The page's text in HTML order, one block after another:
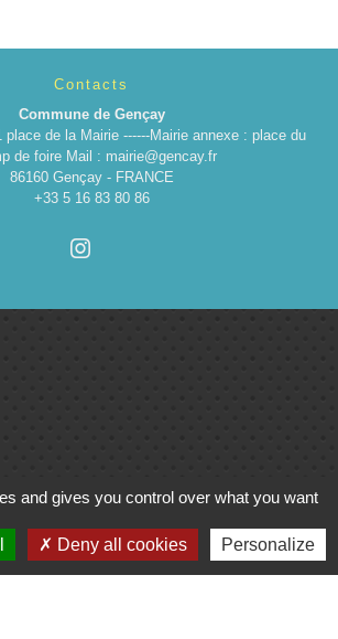
Contacts
Commune de Gençay
place de la Mairie ------Mairie annexe : place du
de foire Mail : mairie@gencay.fr
86160 Gençay - FRANCE
+33 5 16 83 80 86
du Civraisien
de
and gives you control over what you want
Deny all cookies Personalize